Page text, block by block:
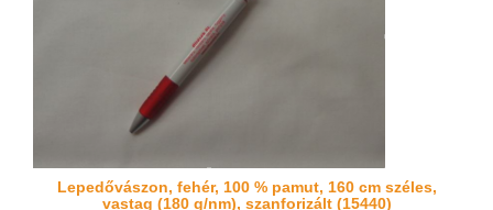
Lepedővászon, fehér, 100 % pamut, 160 cm széles,
vastag (180 g/nm), szanforizált (15440)